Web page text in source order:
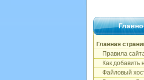
Главная
Правила
Как добавить
Файловый